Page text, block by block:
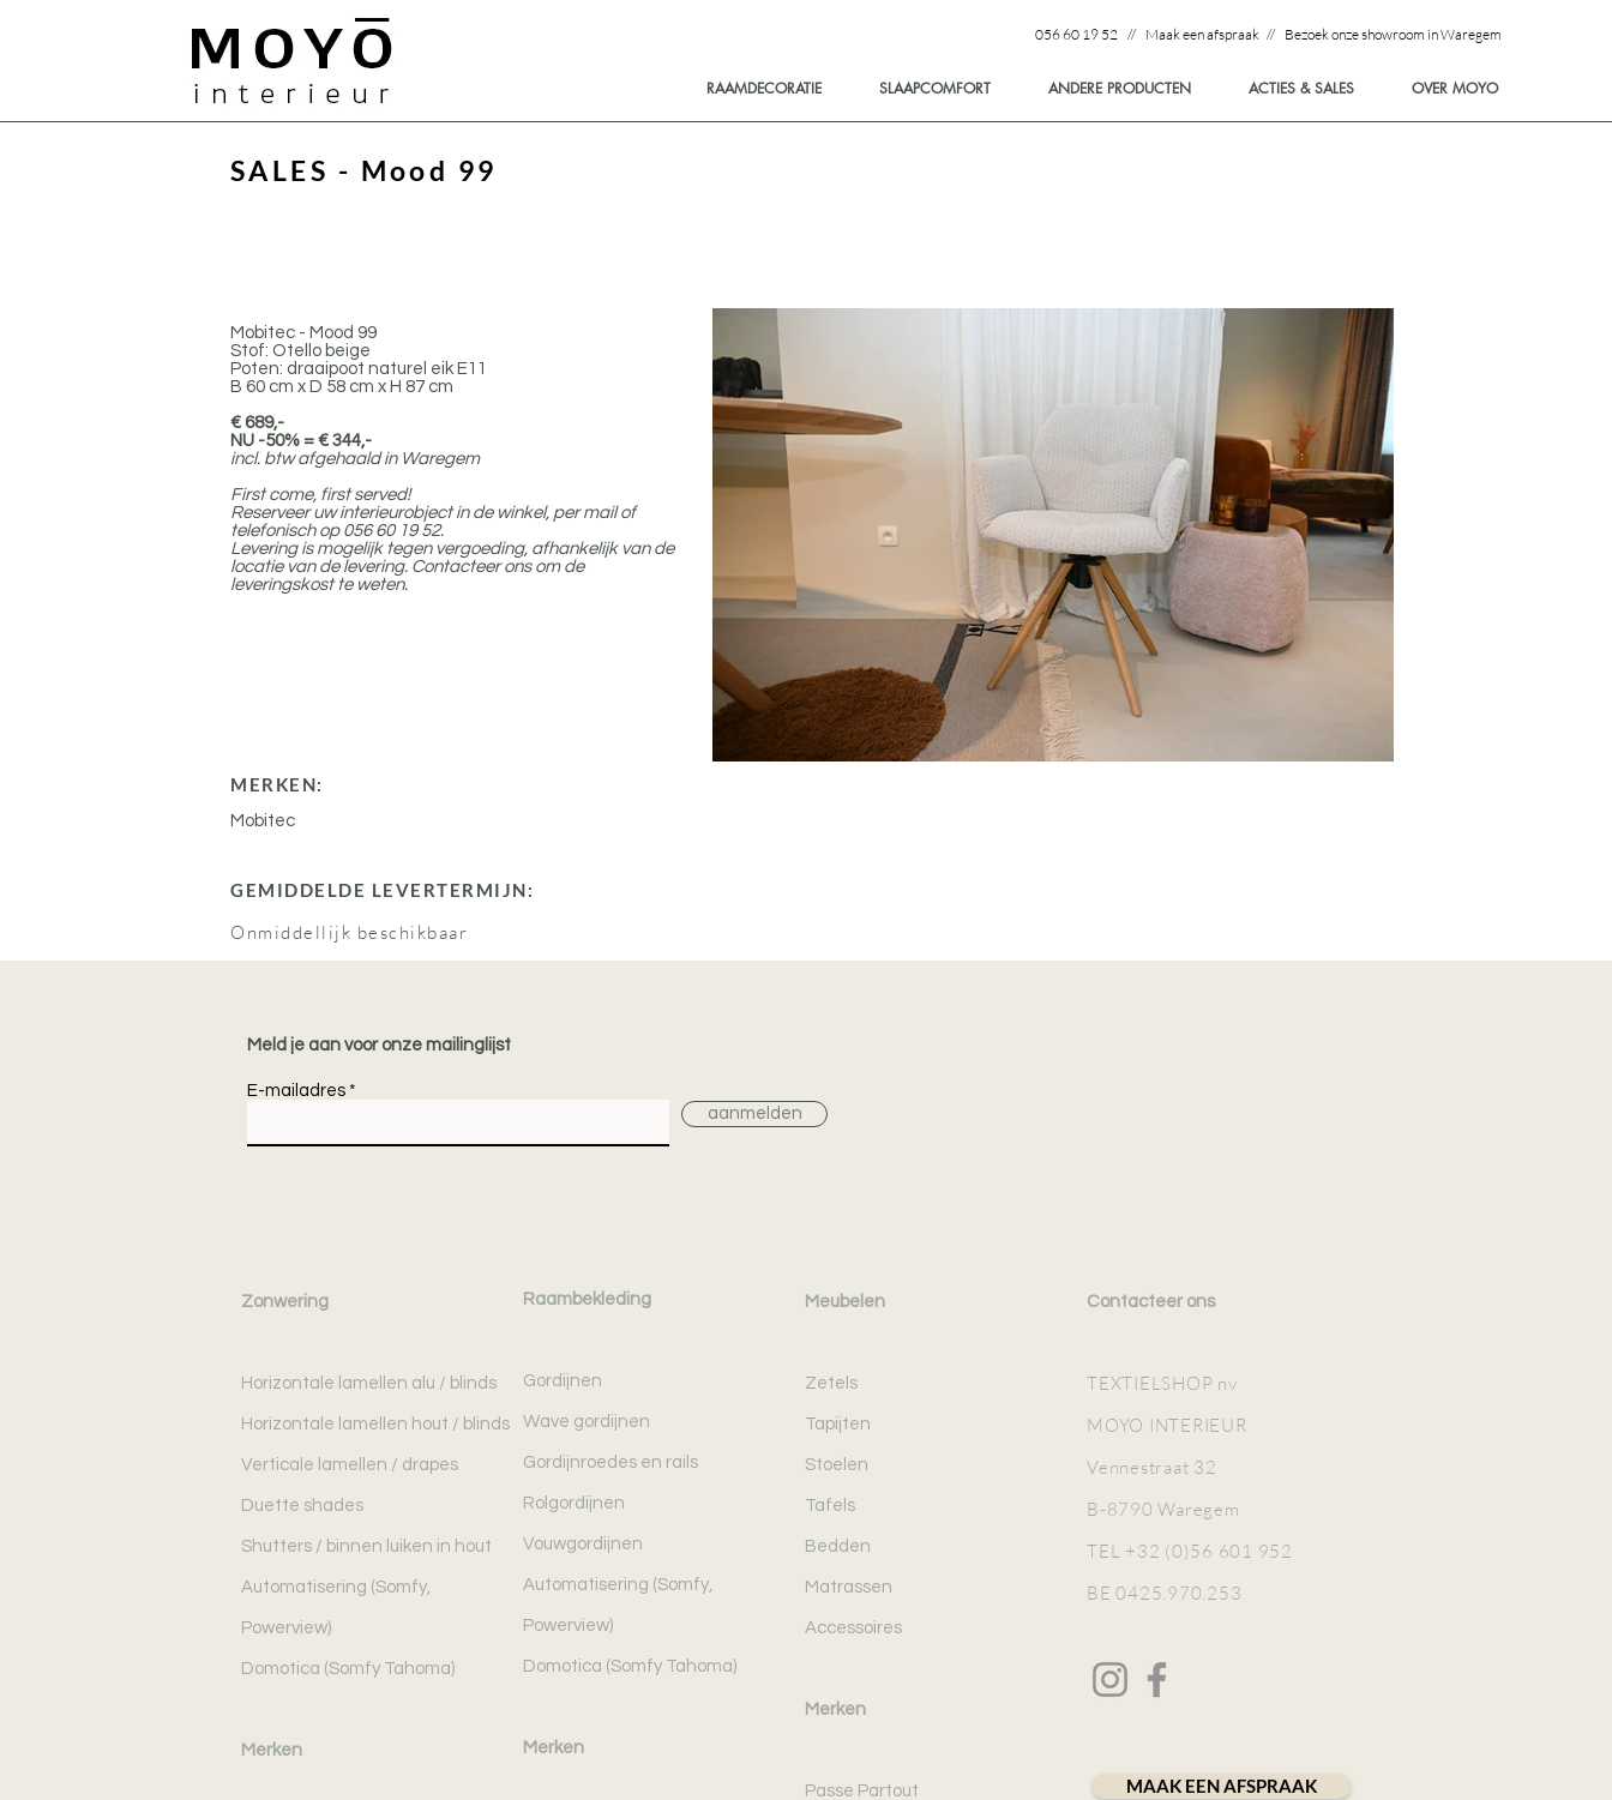
MOYO 056 60 19 52 // Maak een afspraak // Bezoek onze showroom in Waregem
RAAMDECORATIE SLAAPCOMFORT ANDERE PRODUCTEN ACTIES & SALES OVER MOYO
SALES - Mood 99
Mobitec - Mood 99
Stof: Otello beige
Poten: draaipoot naturel eik E11
B 60 cm x D 58 cm x H 87 cm
€ 689,-
NU -50% = € 344,-
incl. btw afgehaald in Waregem
First come, first served!
Reserveer uw interieurobject in de winkel, per mail of
telefonisch op 056 60 19 52.
Levering is mogelijk tegen vergoeding, afhankelijk van de
locatie van de levering. Contacteer ons om de
leveringskost te weten.
MERKEN:
Mobitec
GEMIDDELDE LEVERTERMIJN:
Onmiddellijk beschikbaar
Meld je aan voor onze mailinglijst
E-mailadres
aanmelden
Zonwering
Horizontale lamellen alu / blinds
Horizontale lamellen hout / blinds
Verticale lamellen / drapes
Duette shades
Shutters / binnen luiken in hout
Automatisering (Somfy,
Powerview)
Domotica (Somfy Tahoma)
Merken
Raambekleding
Gordijnen
Wave gordijnen
Gordijnroedes en rails
Rolgordijnen
Vouwgordijnen
Automatisering (Somfy,
Powerview)
Domotica (Somfy Tahoma)
Merken
Meubelen
Zetels
Tapijten
Stoelen
Tafels
Bedden
Matrassen
Accessoires
Merken
Passe Partout
Contacteer ons
TEXTIELSHOP nv
MOYO INTERIEUR
Vennestraat 32
B-8790 Waregem
TEL +32 (0)56 601 952
BE 0425.970.253
MAAK EEN AFSPRAAK